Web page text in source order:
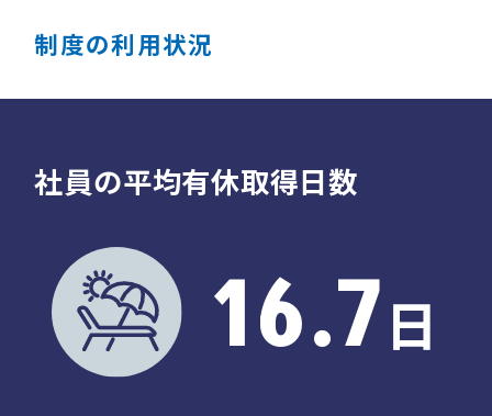
制度の利用状況
社員の平均有休取得日数
16.7日